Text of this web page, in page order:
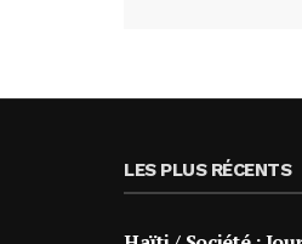
LES PLUS RÉCENTS